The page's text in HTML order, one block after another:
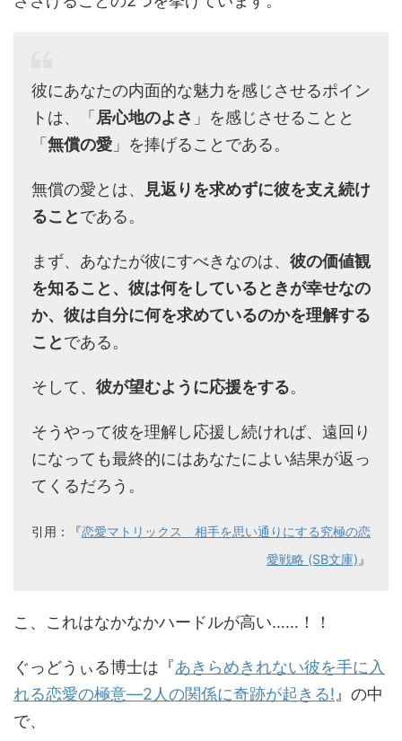
彼にあなたの内面的な魅力を感じさせるポイン
トは、「居心地のよさ 」を感じさせることと
「無償の愛 」を捧げることである。
無償の愛とは、
見返りを求めずに彼を支え続け
ることである。
まず、あなたが彼にすべきなのは、 彼の価値観
を知ること、彼は何をしているときが幸せなの
か、彼は自分に何を求めているのかを理解する
ことである。
そして、 彼が望むように応援をする。
そうやって彼を理解し応援し続ければ、遠回り
になっても最終的にはあなたによい結果が返っ
てくるだろう。
引用：『恋愛マトリックス 相手を思い通りにする究極の恋
愛戦略 (SB文庫) 』
こ、これはなかなかハードルが高い……！！
ぐっどうぃる博士は『あきらめきれない彼を手に入
れる恋愛の極意―2人の関係に奇跡が起きる! 』の中
で、